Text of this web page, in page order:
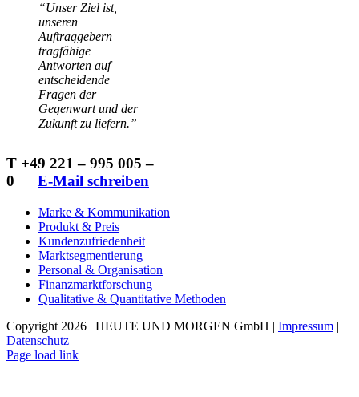
“Unser Ziel ist,
unseren
Auftraggebern
tragfähige
Antworten auf
entscheidende
Fragen der
Gegenwart und der
Zukunft zu liefern.”
T +49 221 – 995 005 –
0
E-Mail schreiben
Marke & Kommunikation
Produkt & Preis
Kundenzufriedenheit
Marktsegmentierung
Personal & Organisation
Finanzmarktforschung
Qualitative & Quantitative Methoden
Copyright 2026 | HEUTE UND MORGEN GmbH | Impressum |
Datenschutz
Page load link